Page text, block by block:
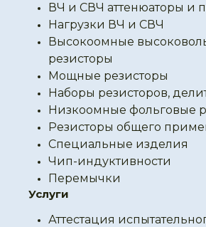
ВЧ и СВЧ аттенюаторы и
Нагрузки ВЧ и СВЧ
Высокоомные
резисторы
Мощные резисторы
Наборы резисторов,
Низкоомные фольговые
Резисторы общего
Специальные изделия
Чип-индуктивности
Перемычки
Услуги
Аттестация